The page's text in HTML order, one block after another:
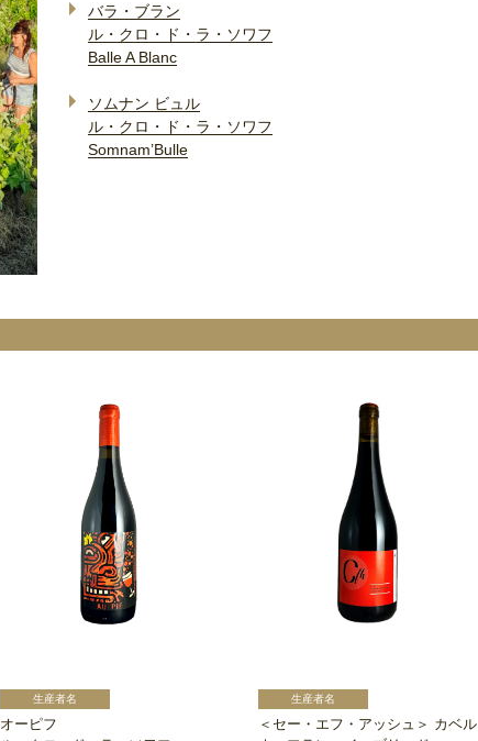
バラ・ブラン
ル・クロ・ド・ラ・ソワフ
Balle A Blanc
ソムナン ビュル
ル・クロ・ド・ラ・ソワフ
Somnam’Bulle
オーピフ
＜セー・エフ・アッシュ＞ カベル